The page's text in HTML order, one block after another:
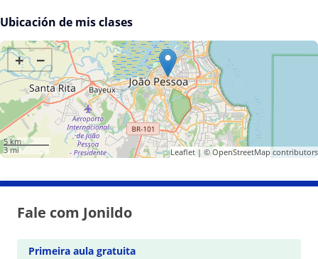
Ubicación de mis clases
+ −
5 km
3 mi
Leaflet| ©OpenStreetMap contributors
Fale com Jonildo
Primeira aula gratuita